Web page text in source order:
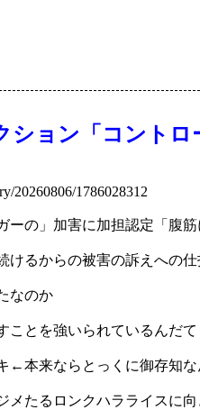
ション「コント
20260806/1786028312
ーの」加害に加担認定「腹筋
けるからの被害の訴えへの
なのか
ことを強いられているんだて
←本来ならとっくに御存知な
メたるロンクハラライスに